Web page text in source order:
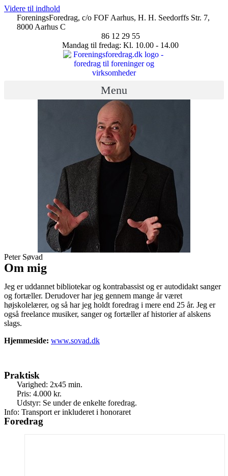
Videre til indhold
ForeningsForedrag, c/o FOF Aarhus, H. H. Seedorffs Str. 7,
8000 Aarhus C
86 12 29 55
Mandag til fredag: Kl. 10.00 - 14.00
Menu
Peter Søvad
Om mig
Jeg er uddannet bibliotekar og kontrabassist og er autodidakt sanger
og fortæller. Derudover har jeg gennem mange år været
højskolelærer, og så har jeg holdt foredrag i mere end 25 år. Jeg er
også freelance musiker, sanger og fortæller af historier af alskens
slags.
Hjemmeside: www.sovad.dk
Praktisk
Varighed: 2x45 min.
Pris: 4.000 kr.
Udstyr: Se under de enkelte foredrag.
Info: Transport er inkluderet i honoraret
Foredrag